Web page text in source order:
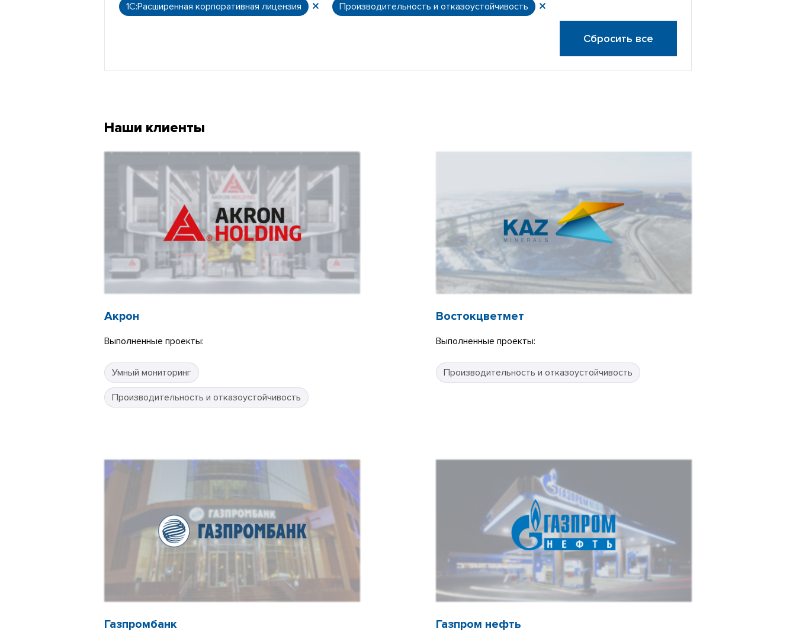
1С:Расширенная корпоративная лицензия Производительность и отказоустойчивость
Сбросить все
Наши клиенты
Акрон
Выполненные проекты:
Умный мониторинг
Производительность и отказоустойчивость
Востокцветмет
Выполненные проекты:
Производительность и отказоустойчивость
Газпромбанк Газпром нефть